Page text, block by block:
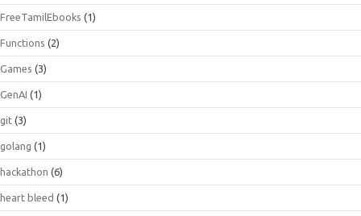
FreeTamilEbooks (1)
Functions (2)
Games (3)
GenAI (1)
git (3)
golang (1)
hackathon (6)
heart bleed (1)